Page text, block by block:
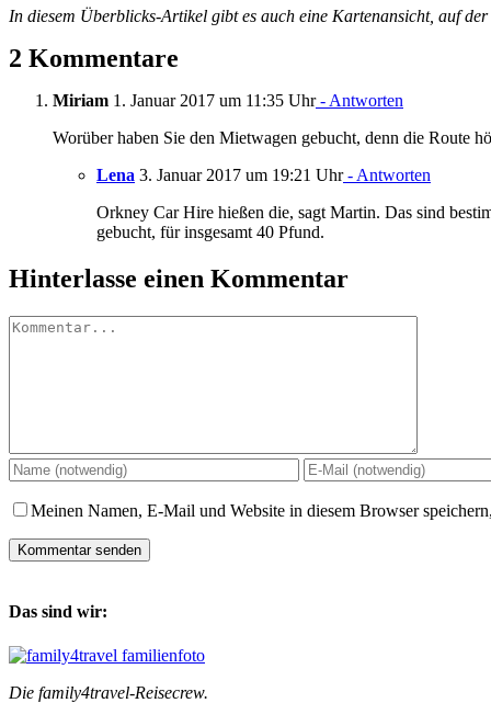
In diesem Überblicks-Artikel gibt es auch eine Kartenansicht, auf
2 Kommentare
Miriam 1. Januar 2017 um 11:35 Uhr- Antworten
Worüber haben Sie den Mietwagen gebucht, denn die Route
Lena 3. Januar 2017 um 19:21 Uhr- Antworten
Orkney Car Hire hießen die, sagt Martin. Das sind
gebucht, für insgesamt 40 Pfund.
Hinterlasse einen Kommentar
Kommentar
Meinen Namen, E-Mail und Website in diesem Browser
Das sind wir:
Die family4travel-Reisecrew.